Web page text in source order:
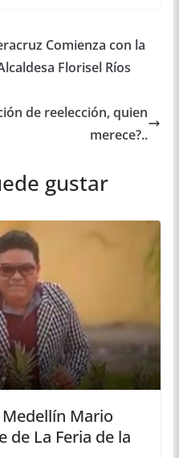
Comienza con la
Florisel Ríos
de reelección, quien
merece?..
gustar
Mario
de La Feria de la